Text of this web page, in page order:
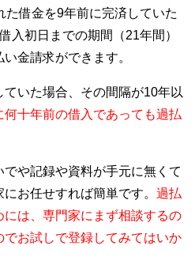
借金を9年前に完済していた
入初日までの期間（21年間）
金請求ができます。
いた場合、その間隔が10年以
何十年前の借入であっても過払
や記録や資料が手元に無くて
お任せすれば簡単です。 過払
は、専門家にまず相談するの
お試しで登録してみてはいか